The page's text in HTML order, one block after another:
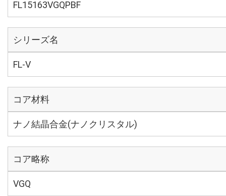
FL15163VGQPBF
シリーズ名
FL-V
コア材料
ナノ結晶合金(ナノクリスタル)
コア略称
VGQ